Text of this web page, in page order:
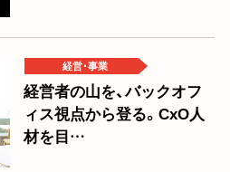
経営･事業
経営者の山を、バックオフ
ィス視点から登る。CxO人
材を目…